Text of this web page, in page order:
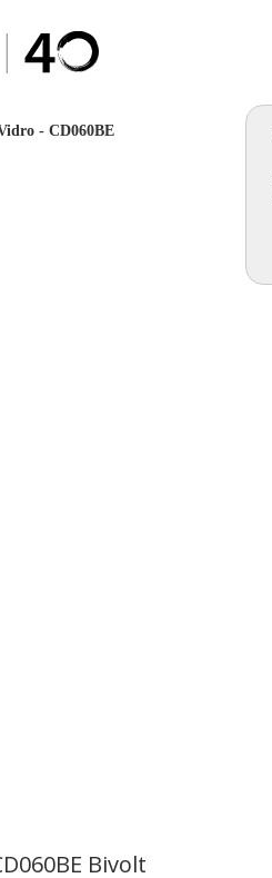
- CD060BE
e Mesa de Vidro - CD060BE Bivolt